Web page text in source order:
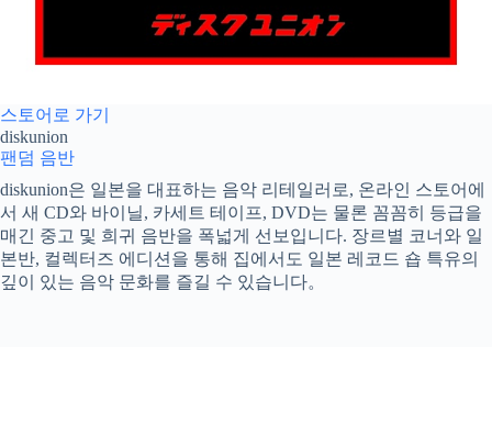
스토어로 가기
diskunion
팬덤 음반
diskunion은 일본을 대표하는 음악 리테일러로, 온라인 스토어에
서 새 CD와 바이닐, 카세트 테이프, DVD는 물론 꼼꼼히 등급을
매긴 중고 및 희귀 음반을 폭넓게 선보입니다. 장르별 코너와 일
본반, 컬렉터즈 에디션을 통해 집에서도 일본 레코드 숍 특유의
깊이 있는 음악 문화를 즐길 수 있습니다。